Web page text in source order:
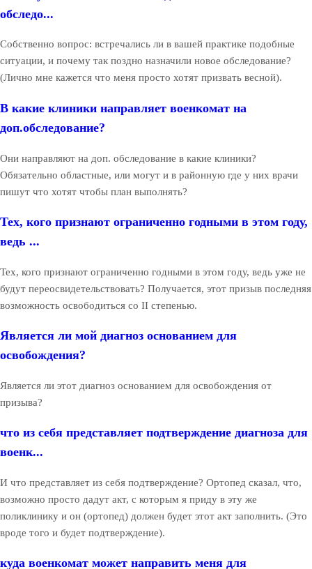
обследо...
Собственно вопрос: встречались ли в вашей практике подобные
ситуации, и почему так поздно назначили новое обследование?
(Лично мне кажется что меня просто хотят призвать весной).
В какие клиники направляет военкомат на
доп.обследование?
Они направляют на доп. обследование в какие клиники?
Обязательно областные, или могут и в районную где у них врачи
пишут что хотят чтобы план выполнять?
Тех, кого признают ограниченно годными в этом году,
ведь ...
Тех, кого признают ограниченно годными в этом году, ведь уже не
будут переосвидетельствовать? Получается, этот призыв последняя
возможность освободиться со II степенью.
Является ли мой диагноз основанием для
освобождения?
Является ли этот диагноз основанием для освобождения от
призыва?
что из себя представляет подтверждение диагноза для
военк...
И что представляет из себя подтверждение? Ортопед сказал, что,
возможно просто дадут акт, с которым я приду в эту же
поликлинику и он (ортопед) должен будет этот акт заполнить. (Это
вроде того и будет подтверждение).
куда военкомат может направить меня для